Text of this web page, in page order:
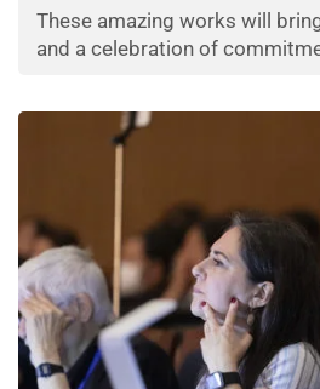
These amazing works will
and a celebration of